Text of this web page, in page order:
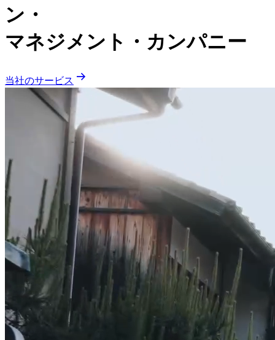
ン・
マネジメント・カンパニー
当社のサービス